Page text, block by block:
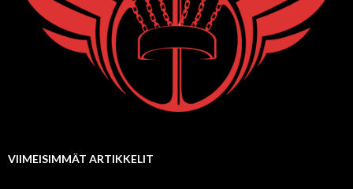
VIIMEISIMMÄT ARTIKKELIT